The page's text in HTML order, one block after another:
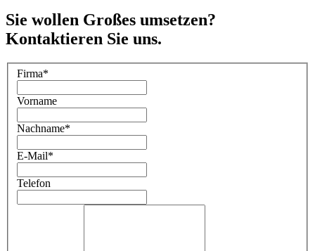
Sie wollen Großes umsetzen?
Kontaktieren Sie uns.
Firma*
Vorname
Nachname*
E-Mail*
Telefon